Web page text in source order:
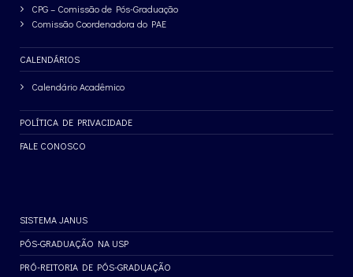
CPG – Comissão de Pós-Graduação
Comissão Coordenadora do PAE
CALENDÁRIOS
Calendário Acadêmico
POLÍTICA DE PRIVACIDADE
FALE CONOSCO
SISTEMA JANUS
PÓS-GRADUAÇÃO NA USP
PRÓ-REITORIA DE PÓS-GRADUAÇÃO